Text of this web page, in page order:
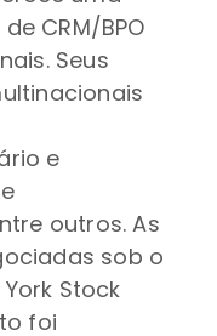
CRM/BPO
Seus
e
outros. As
sob o
York Stock
foi